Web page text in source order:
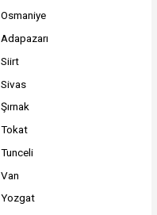
Osmaniye
Adapazarı
Siirt
Sivas
Şırnak
Tokat
Tunceli
Van
Yozgat